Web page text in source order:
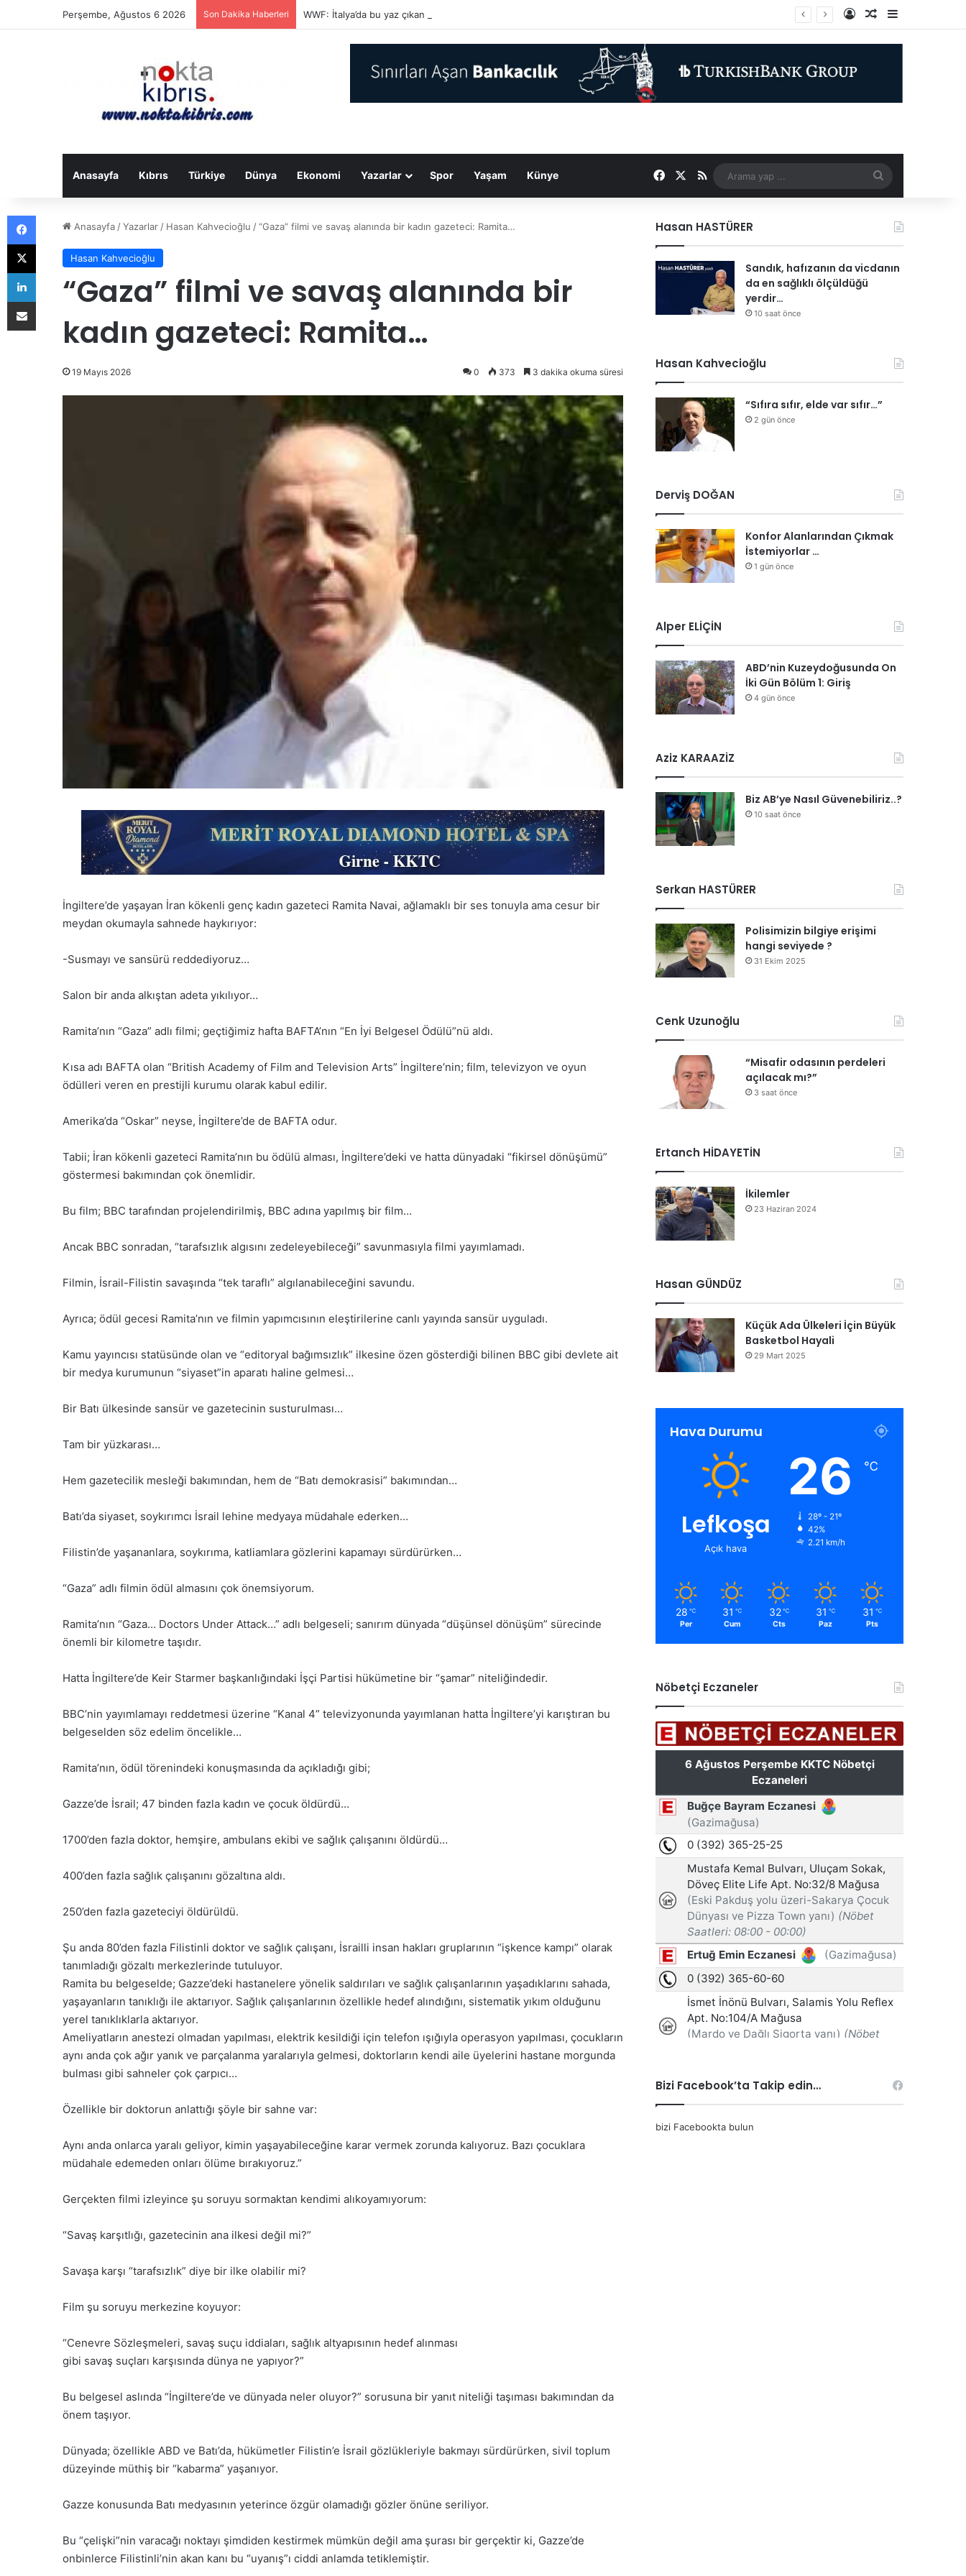
Perşembe, Ağustos 6 2026 Son Dakika Haberleri WWF: İtalya’da bu yaz çıkan orman yangınlarında 70 bin hektar alan kül oldu Kayıt OlRastgele Makale
Anasayfa Kıbrıs Türkiye Dünya Ekonomi Yazarlar Spor Yaşam Künye FacebookRSS
yap
Anasayfa /Yazarlar / Hasan Kahvecioğlu /“Gaza” filmi ve savaş alanında bir kadın gazeteci: Ramita…
Hasan Kahvecioğlu
“Gaza” filmi ve savaş alanında bir
kadın gazeteci: Ramita…
19 Mayıs 2026 0 373 3 dakika okuma süresi
İngiltere’de yaşayan İran kökenli genç kadın gazeteci Ramita Navai, ağlamaklı bir ses tonuyla ama cesur bir
meydan okumayla sahnede haykırıyor:
-Susmayı ve sansürü reddediyoruz…
Salon bir anda alkıştan adeta yıkılıyor…
Ramita’nın “Gaza” adlı filmi; geçtiğimiz hafta BAFTA’nın “En İyi Belgesel Ödülü”nü aldı.
Kısa adı BAFTA olan “British Academy of Film and Television Arts” İngiltere’nin; film, televizyon ve oyun
ödülleri veren en prestijli kurumu olarak kabul edilir.
Amerika’da “Oskar” neyse, İngiltere’de de BAFTA odur.
Tabii; İran kökenli gazeteci Ramita’nın bu ödülü alması, İngiltere’deki ve hatta dünyadaki “fikirsel dönüşümü”
göstermesi bakımından çok önemlidir.
Bu film; BBC tarafından projelendirilmiş, BBC adına yapılmış bir film…
Ancak BBC sonradan, “tarafsızlık algısını zedeleyebileceği” savunmasıyla filmi yayımlamadı.
Filmin, İsrail-Filistin savaşında “tek taraflı” algılanabileceğini savundu.
Ayrıca; ödül gecesi Ramita’nın ve filmin yapımcısının eleştirilerine canlı yayında sansür uyguladı.
Kamu yayıncısı statüsünde olan ve “editoryal bağımsızlık” ilkesine özen gösterdiği bilinen BBC gibi devlete ait
bir medya kurumunun “siyaset”in aparatı haline gelmesi…
Bir Batı ülkesinde sansür ve gazetecinin susturulması…
Tam bir yüzkarası…
Hem gazetecilik mesleği bakımından, hem de “Batı demokrasisi” bakımından…
Batı’da siyaset, soykırımcı İsrail lehine medyaya müdahale ederken…
Filistin’de yaşananlara, soykırıma, katliamlara gözlerini kapamayı sürdürürken…
“Gaza” adlı filmin ödül almasını çok önemsiyorum.
Ramita’nın “Gaza… Doctors Under Attack…” adlı belgeseli; sanırım dünyada “düşünsel dönüşüm” sürecinde
önemli bir kilometre taşıdır.
Hatta İngiltere’de Keir Starmer başkanlığındaki İşçi Partisi hükümetine bir “şamar” niteliğindedir.
BBC’nin yayımlamayı reddetmesi üzerine “Kanal 4” televizyonunda yayımlanan hatta İngiltere’yi karıştıran bu
belgeselden söz edelim öncelikle…
Ramita’nın, ödül törenindeki konuşmasında da açıkladığı gibi;
Gazze’de İsrail; 47 binden fazla kadın ve çocuk öldürdü…
1700’den fazla doktor, hemşire, ambulans ekibi ve sağlık çalışanını öldürdü…
400’den fazla sağlık çalışanını gözaltına aldı.
250’den fazla gazeteciyi öldürüldü.
Şu anda 80’den fazla Filistinli doktor ve sağlık çalışanı, İsrailli insan hakları gruplarının “işkence kampı” olarak
tanımladığı gözaltı merkezlerinde tutuluyor.
Ramita bu belgeselde; Gazze’deki hastanelere yönelik saldırıları ve sağlık çalışanlarının yaşadıklarını sahada,
yaşayanların tanıklığı ile aktarıyor. Sağlık çalışanlarının özellikle hedef alındığını, sistematik yıkım olduğunu
yerel tanıklıklarla aktarıyor.
Ameliyatların anestezi olmadan yapılması, elektrik kesildiği için telefon ışığıyla operasyon yapılması, çocukların
aynı anda çok ağır yanık ve parçalanma yaralarıyla gelmesi, doktorların kendi aile üyelerini hastane morgunda
bulması gibi sahneler çok çarpıcı…
Özellikle bir doktorun anlattığı şöyle bir sahne var:
Aynı anda onlarca yaralı geliyor, kimin yaşayabileceğine karar vermek zorunda kalıyoruz. Bazı çocuklara
müdahale edemeden onları ölüme bırakıyoruz.”
Gerçekten filmi izleyince şu soruyu sormaktan kendimi alıkoyamıyorum:
“Savaş karşıtlığı, gazetecinin ana ilkesi değil mi?”
Savaşa karşı “tarafsızlık” diye bir ilke olabilir mi?
Film şu soruyu merkezine koyuyor:
“Cenevre Sözleşmeleri, savaş suçu iddiaları, sağlık altyapısının hedef alınması
gibi savaş suçları karşısında dünya ne yapıyor?”
Bu belgesel aslında “İngiltere’de ve dünyada neler oluyor?” sorusuna bir yanıt niteliği taşıması bakımından da
önem taşıyor.
Dünyada; özellikle ABD ve Batı’da, hükümetler Filistin’e İsrail gözlükleriyle bakmayı sürdürürken, sivil toplum
düzeyinde müthiş bir “kabarma” yaşanıyor.
Gazze konusunda Batı medyasının yeterince özgür olamadığı gözler önüne seriliyor.
Bu “çelişki”nin varacağı noktayı şimdiden kestirmek mümkün değil ama şurası bir gerçektir ki, Gazze’de
onbinlerce Filistinli’nin akan kanı bu “uyanış”ı ciddi anlamda tetiklemiştir.
Hasan HASTÜRER
Sandık, hafızanın da vicdanın
da en sağlıklı ölçüldüğü
yerdir…
10 saat önce
Hasan Kahvecioğlu
“Sıfıra sıfır, elde var sıfır…”
2 gün önce
Derviş DOĞAN
Konfor Alanlarından Çıkmak
İstemiyorlar …
1 gün önce
Alper ELİÇİN
ABD’nin Kuzeydoğusunda On
İki Gün Bölüm 1: Giriş
4 gün önce
Aziz KARAAZİZ
Biz AB’ye Nasıl Güvenebiliriz..?
10 saat önce
Serkan HASTÜRER
Polisimizin bilgiye erişimi
hangi seviyede ?
31 Ekim 2025
Cenk Uzunoğlu
“Misafir odasının perdeleri
açılacak mı?”
3 saat önce
Ertanch HİDAYETİN
İkilemler
23 Haziran 2024
Hasan GÜNDÜZ
Küçük Ada Ülkeleri İçin Büyük
Basketbol Hayali
29 Mart 2025
Hava Durumu
Lefkoşa
Açık hava
26 ℃
28º - 21º
42%
2.21 km/h
28 ℃
Per
31 ℃
Cum
32 ℃
Cts
31 ℃
Paz
31 ℃
Pts
Nöbetçi Eczaneler
Bizi Facebook’ta Takip edin…
bizi Facebookta bulun